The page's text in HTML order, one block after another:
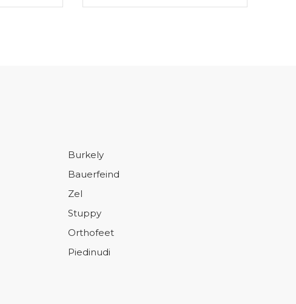
Burkely
Bauerfeind
Zel
Stuppy
Orthofeet
Piedinudi